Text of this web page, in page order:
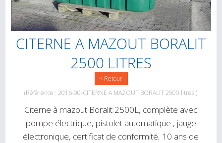
CITERNE A MAZOUT BORALIT
2500 LITRES
< Retour
(Référence : 2016-00-CITERNE A MAZOUT BORALIT 2500 litres )
Citerne à mazout Boralit 2500L, complète avec
pompe électrique, pistolet automatique , jauge
électronique, certificat de conformité, 10 ans de